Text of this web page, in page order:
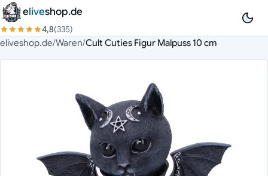
Zum Inhalt springen
eliveshop.de
4,8(335)
eliveshop.de/Waren/Cult Cuties Figur Malpuss 10 cm